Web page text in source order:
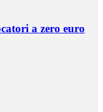
a zero euro